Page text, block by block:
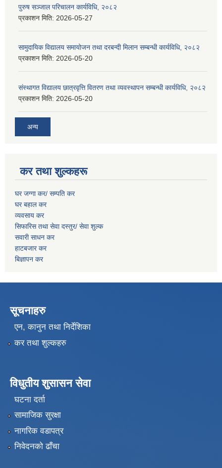
पुरुष सञ्जाल परिचालन कार्यविधि, २०८२
प्रकाशन मिति: 2026-05-27
सामुदायिक विद्यालय समायोजन तथा दरबन्दी मिलान सम्बन्धी कार्यविधि, २०८२
प्रकाशन मिति: 2026-05-20
संस्थागत विद्यालय छात्रवृत्ति वितरण तथा व्यवस्थापन सम्बन्धी कार्यविधि, २०८२
प्रकाशन मिति: 2026-05-20
अन्य
कर तथा शुल्कहरू
घर जग्गा कर/ सम्पति कर
घर बहाल कर
व्यवसाय कर
सिफारिस तथा सेवा दस्तुर/ सेवा शुल्क
सवारी साधन कर
हाटबजार कर
बिज्ञापन कर
सूचनाहरु
एन, कानुन तथा निर्देशिका
कर तथा शुल्कहरु
विधुतीय शुसासन सेवा
घटना दर्ता
सामाजिक सुरक्षा
नागरिक वडापत्र
निवेदनको ढाँचा